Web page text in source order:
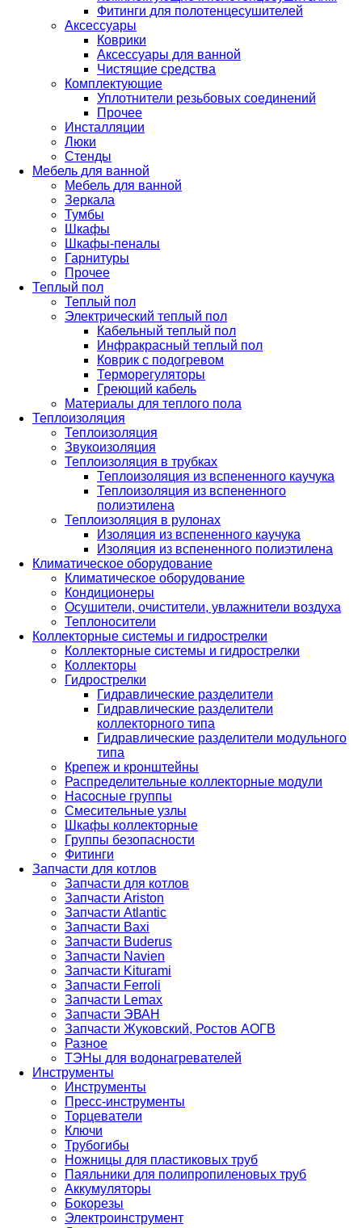
Фитинги для полотенцесушителей
Аксессуары
Коврики
Аксессуары для ванной
Чистящие средства
Комплектующие
Уплотнители резьбовых соединений
Прочее
Инсталляции
Люки
Стенды
Мебель для ванной
Мебель для ванной
Зеркала
Тумбы
Шкафы
Шкафы-пеналы
Гарнитуры
Прочее
Теплый пол
Теплый пол
Электрический теплый пол
Кабельный теплый пол
Инфракрасный теплый пол
Коврик с подогревом
Терморегуляторы
Греющий кабель
Материалы для теплого пола
Теплоизоляция
Теплоизоляция
Звукоизоляция
Теплоизоляция в трубках
Теплоизоляция из вспененного каучука
Теплоизоляция из вспененного
полиэтилена
Теплоизоляция в рулонах
Изоляция из вспененного каучука
Изоляция из вспененного полиэтилена
Климатическое оборудование
Климатическое оборудование
Кондиционеры
Осушители, очистители, увлажнители воздуха
Теплоносители
Коллекторные системы и гидрострелки
Коллекторные системы и гидрострелки
Коллекторы
Гидрострелки
Гидравлические разделители
Гидравлические разделители
коллекторного типа
Гидравлические разделители модульного
типа
Крепеж и кронштейны
Распределительные коллекторные модули
Насосные группы
Смесительные узлы
Шкафы коллекторные
Группы безопасности
Фитинги
Запчасти для котлов
Запчасти для котлов
Запчасти Ariston
Запчасти Atlantic
Запчасти Baxi
Запчасти Buderus
Запчасти Navien
Запчасти Kiturami
Запчасти Ferroli
Запчасти Lemax
Запчасти ЭВАН
Запчасти Жуковский, Ростов АОГВ
Разное
ТЭНы для водонагревателей
Инструменты
Инструменты
Пресс-инструменты
Торцеватели
Ключи
Трубогибы
Ножницы для пластиковых труб
Паяльники для полипропиленовых труб
Аккумуляторы
Бокорезы
Электроинструмент